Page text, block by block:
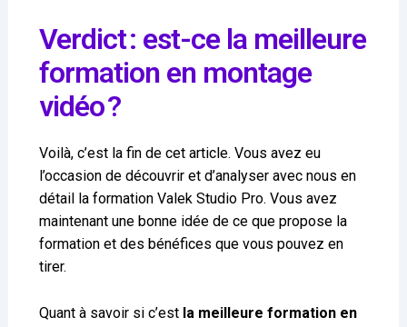
Verdict : est-ce la meilleure
formation en montage
vidéo ?
Voilà, c’est la fin de cet article. Vous avez eu
l’occasion de découvrir et d’analyser avec nous en
détail la formation Valek Studio Pro. Vous avez
maintenant une bonne idée de ce que propose la
formation et des bénéfices que vous pouvez en
tirer.
Quant à savoir si c’est la meilleure formation en